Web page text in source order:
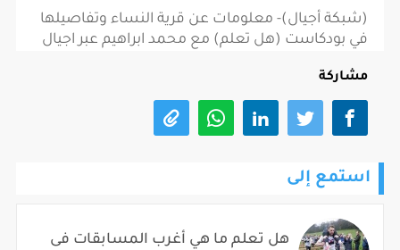
(شبكة أجيال)- معلومات عن قرية النساء وتفاصيلها
في بودكاست (هل تعلم) مع محمد ابراهيم عبر اجيال
مشاركة
استمع إلى
هل تعلم ما هي أغرب المسابقات فى